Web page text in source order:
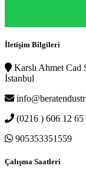
İletişim Bilgileri
Karslı Ahmet Cad
İstanbul
(0216 ) 606 12 65
905353351559
Çalışma Saatleri